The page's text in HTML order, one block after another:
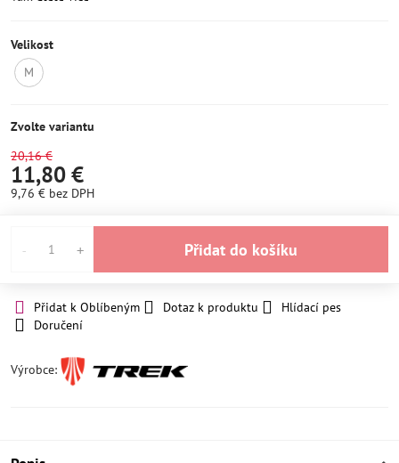
Velikost
M
Zvolte variantu
20,16 €
11,80 €
9,76 € bez DPH
Přidat do košíku
Přidat k Oblíbeným Dotaz k produktu
Hlídací pes
Doručení
Výrobce: